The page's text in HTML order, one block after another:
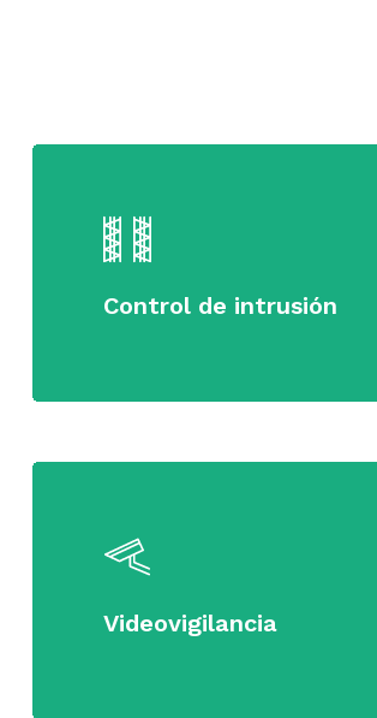
Control de intrusión
Videovigilancia